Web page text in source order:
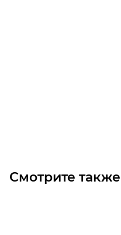
Смотрите также